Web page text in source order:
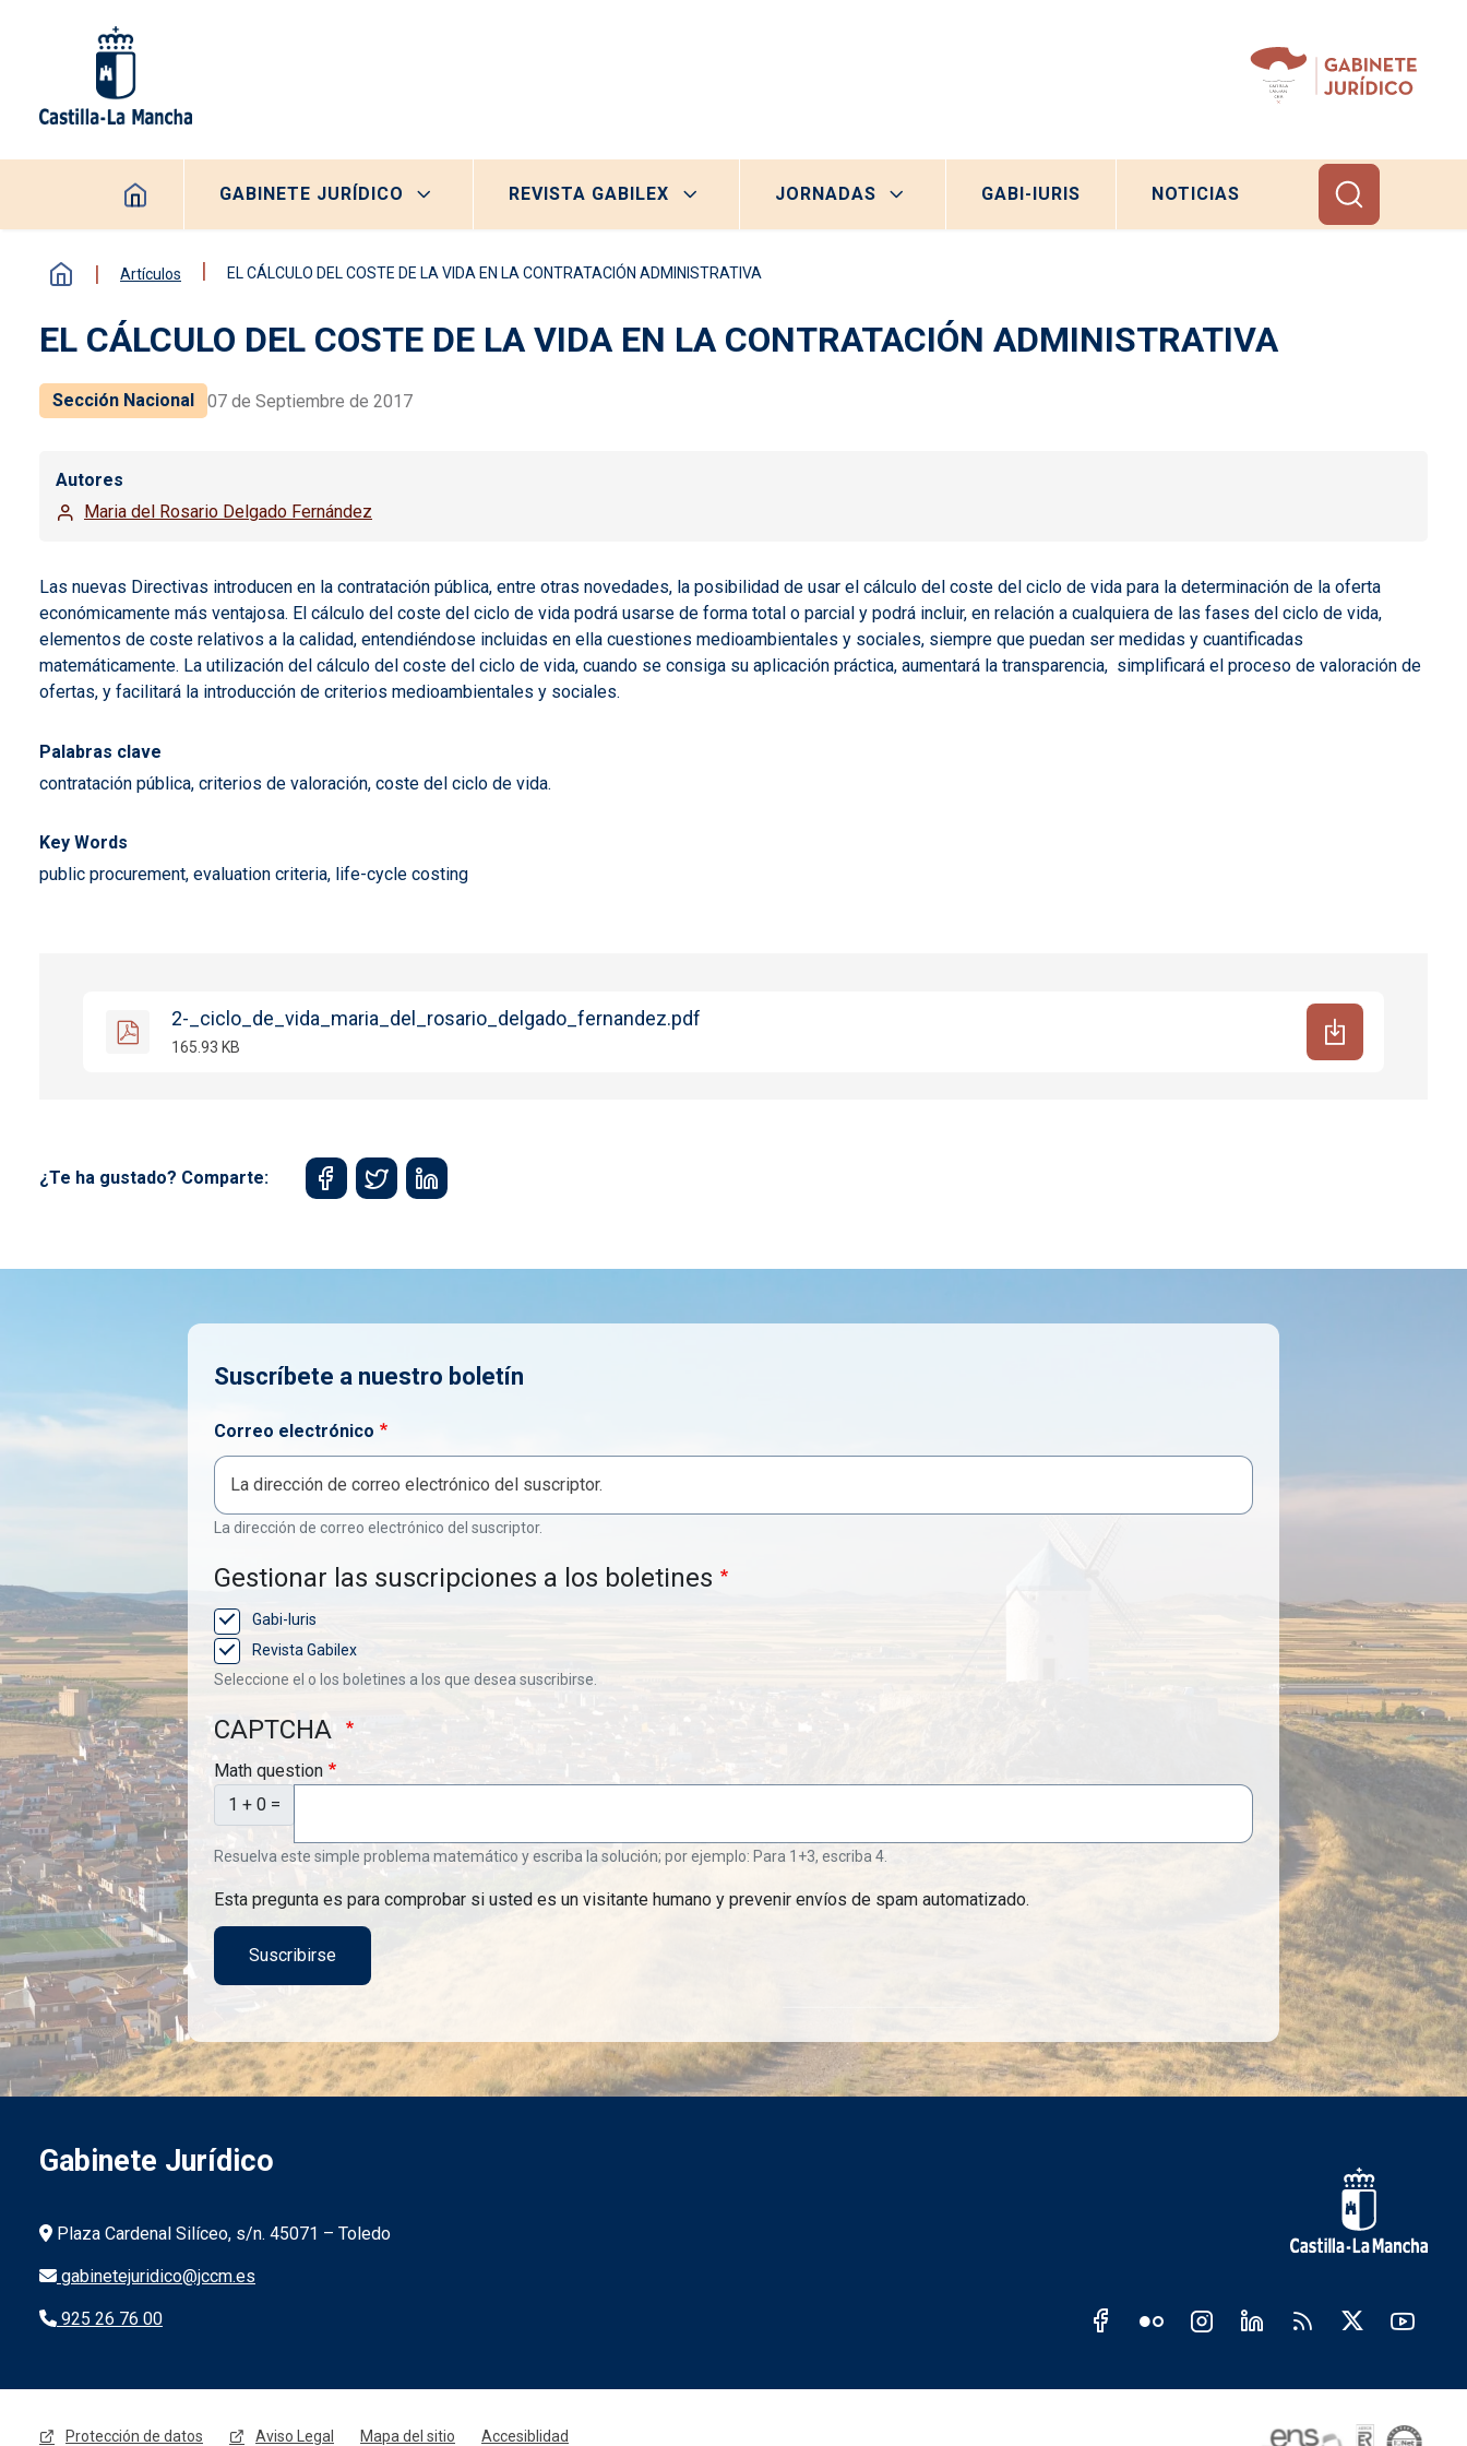
Navegación principal
GABINETE JURÍDICO REVISTA GABILEX JORNADAS GABI-IURIS NOTICIAS
Artículos EL CÁLCULO DEL COSTE DE LA VIDA EN LA CONTRATACIÓN ADMINISTRATIVA
EL CÁLCULO DEL COSTE DE LA VIDA EN LA CONTRATACIÓN ADMINISTRATIVA
Sección Nacional 07 de Septiembre de 2017
Autores
Maria del Rosario Delgado Fernández
Las nuevas Directivas introducen en la contratación pública, entre otras novedades, la posibilidad de usar el cálculo del coste del ciclo de vida para la determinación de la oferta
económicamente más ventajosa. El cálculo del coste del ciclo de vida podrá usarse de forma total o parcial y podrá incluir, en relación a cualquiera de las fases del ciclo de vida,
elementos de coste relativos a la calidad, entendiéndose incluidas en ella cuestiones medioambientales y sociales, siempre que puedan ser medidas y cuantificadas
matemáticamente. La utilización del cálculo del coste del ciclo de vida, cuando se consiga su aplicación práctica, aumentará la transparencia, simplificará el proceso de valoración de
ofertas, y facilitará la introducción de criterios medioambientales y sociales.
Palabras clave
contratación pública, criterios de valoración, coste del ciclo de vida.
Key Words
public procurement, evaluation criteria, life-cycle costing
2-_ciclo_de_vida_maria_del_rosario_delgado_fernandez.pdf
165.93 KB
¿Te ha gustado? Comparte:
Suscríbete a nuestro boletín
Correo electrónico
La dirección de correo electrónico del suscriptor.
Gestionar las suscripciones a los boletines
Gabi-Iuris
Revista Gabilex
Seleccione el o los boletines a los que desea suscribirse.
CAPTCHA
Math question
1 + 0 =
Resuelva este simple problema matemático y escriba la solución; por ejemplo: Para 1+3, escriba 4.
Esta pregunta es para comprobar si usted es un visitante humano y prevenir envíos de spam automatizado.
Gabinete Jurídico
Información de la institución
Plaza Cardenal Silíceo, s/n. 45071 – Toledo
gabinetejuridico@jccm.es
925 26 76 00 Redes sociales JCCM
Protección de datos Aviso Legal Mapa del sitio Accesiblidad